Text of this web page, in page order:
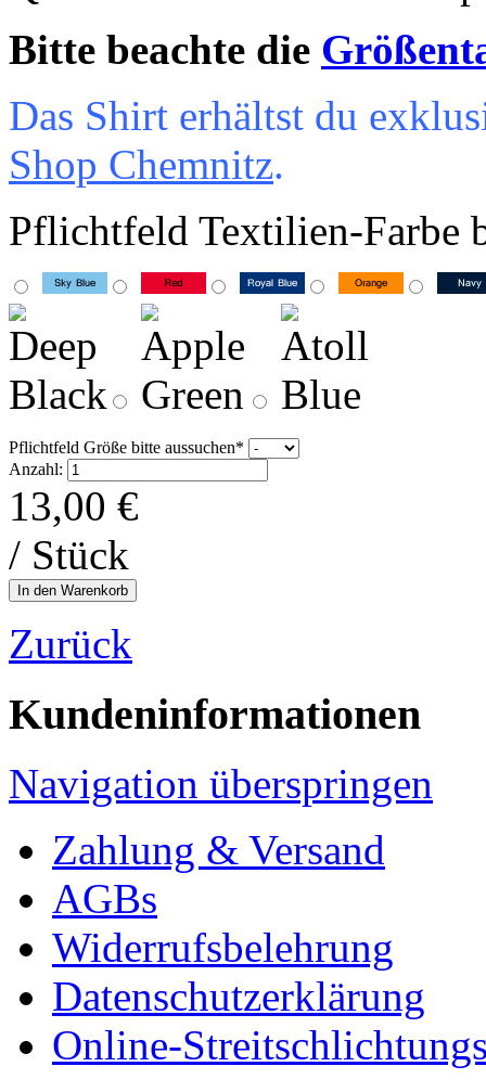
Bitte beachte die
Das Shirt erhältst du
Shop Chemnitz.
Pflichtfeld Textilien-Farbe
Pflichtfeld Größe bitte aussuchen*
Anzahl:
13,00 €
/ Stück
Zurück
Kundeninformationen
Navigation überspringen
Zahlung & Versand
AGBs
Widerrufsbelehrung
Datenschutzerklärung
Online-